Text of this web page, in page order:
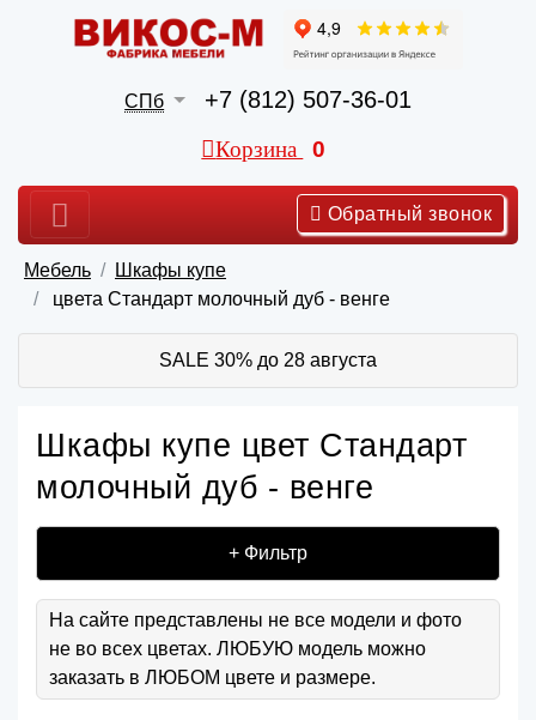
СПб +7 (812) 507-36-01
Корзина 0
Обратный звонок
Мебель
Шкафы купе
цвета Стандарт молочный дуб - венге
SALE 30% до 28 августа
Шкафы купе цвет Стандарт
молочный дуб - венге
+ Фильтр
На сайте представлены не все модели и фото
не во всех цветах. ЛЮБУЮ модель можно
заказать в ЛЮБОМ цвете и размере.